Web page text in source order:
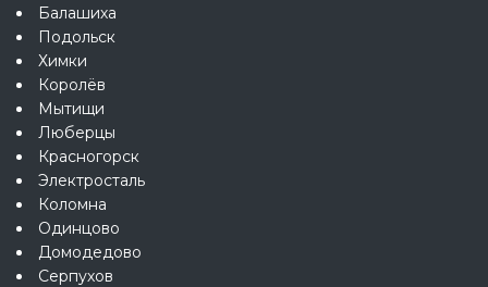
Балашиха
Подольск
Химки
Королёв
Мытищи
Люберцы
Красногорск
Электросталь
Коломна
Одинцово
Домодедово
Серпухов